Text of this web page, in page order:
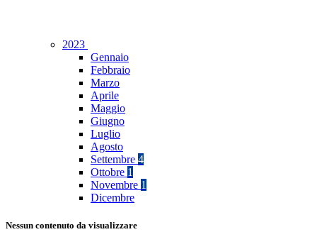
2023
Gennaio
Febbraio
Marzo
Aprile
Maggio
Giugno
Luglio
Agosto
Settembre 4
Ottobre 1
Novembre 1
Dicembre
Nessun contenuto da visualizzare